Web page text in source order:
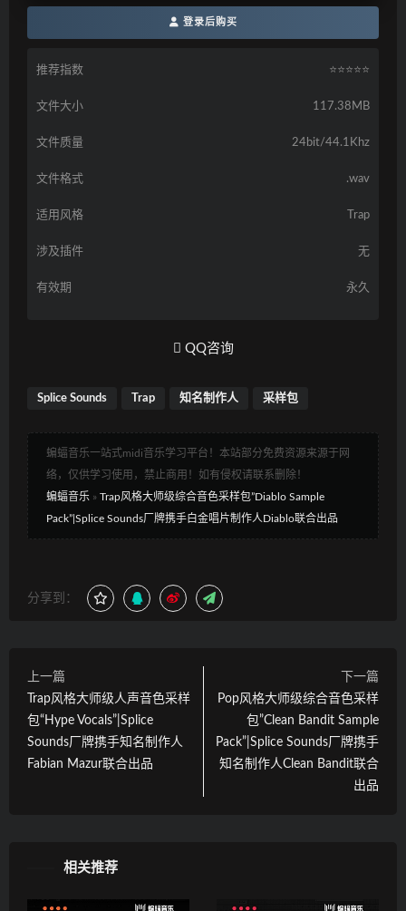
登录后购买
推荐指数 ⭐️⭐️⭐️⭐️⭐️
文件大小 117.38MB
文件质量 24bit/44.1Khz
文件格式 .wav
适用风格 Trap
涉及插件 无
有效期 永久
QQ咨询
Splice Sounds Trap 知名制作人 采样包
蝙蝠音乐一站式midi音乐学习平台！本站部分免费资源来源于网
络，仅供学习使用，禁止商用！如有侵权请联系删除！
蝙蝠音乐 » Trap风格大师级综合音色采样包”Diablo Sample
Pack”|Splice Sounds厂牌携手白金唱片制作人Diablo联合出品
分享到：
上一篇
Trap风格大师级人声音色采样
包“Hype Vocals”|Splice
Sounds厂牌携手知名制作人
Fabian Mazur联合出品
下一篇
Pop风格大师级综合音色采样
包”Clean Bandit Sample
Pack”|Splice Sounds厂牌携手
知名制作人Clean Bandit联合
出品
相关推荐